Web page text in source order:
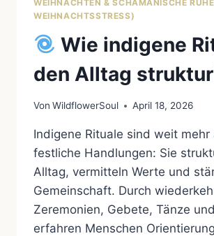
WEIHNACHTEN & SCHAMANISCHE RUHE
WEIHNACHTSSTRESS)
Wie indigene
den Alltag
Von WildflowerSoul April 18, 2026
Indigene Rituale sind weit mehr
festliche Handlungen: Sie
Alltag, vermitteln Werte und
Gemeinschaft. Durch
Zeremonien, Gebete, Tänze
erfahren Menschen